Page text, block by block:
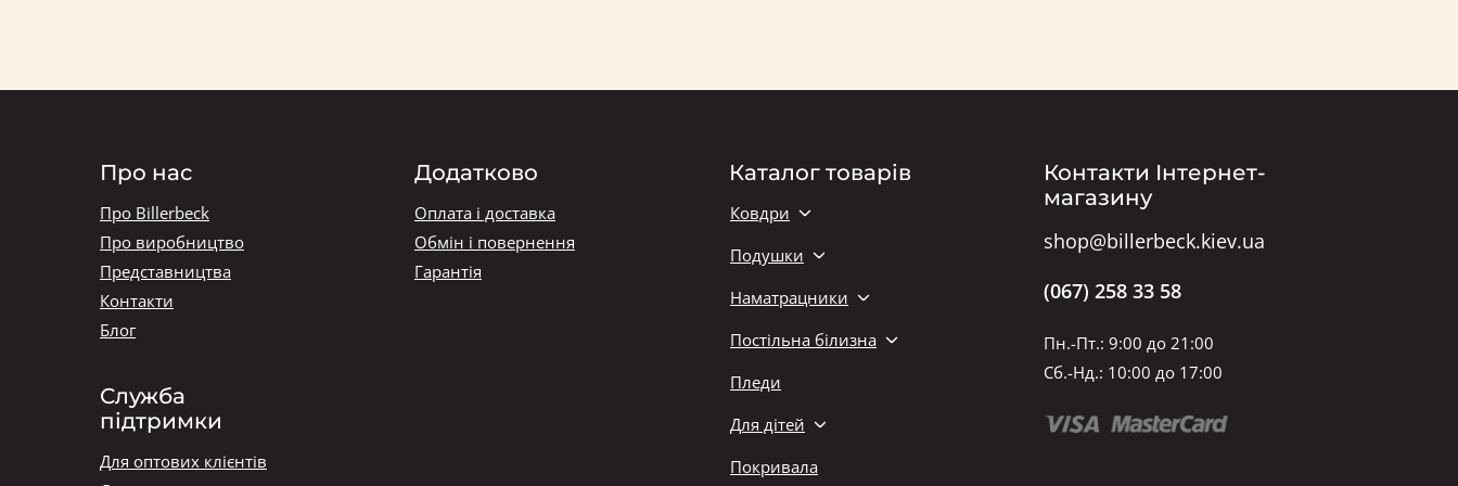
Каталог товарів
Ковдри
Подушки
Наматрацники
Постільна білизна
Пледи
Для дітей
Покривала
Про нас
Про Billerbeck
Про виробництво
Представництва
Контакти
Блог
Служба
підтримки
Для оптових клієнтів
Додатково
Оплата і доставка
Обмін і повернення
Гарантія
Контакти Інтернет-
магазину
shop@billerbeck.kiev.ua
(067) 258 33 58
Пн.-Пт.: 9:00 до 21:00
Сб.-Нд.: 10:00 до 17:00